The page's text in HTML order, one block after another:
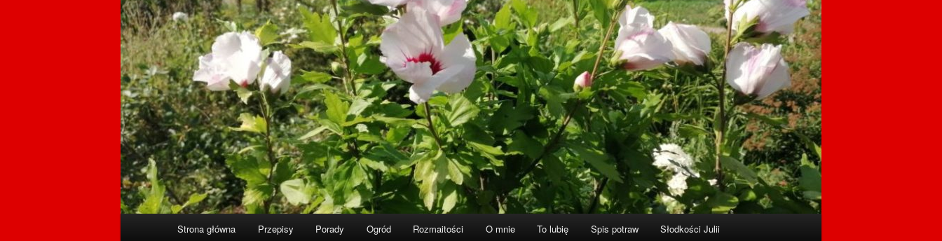
Strona główna Przepisy Porady Ogród Rozmaitości O mnie To lubię Spis potraw Słodkości Julii